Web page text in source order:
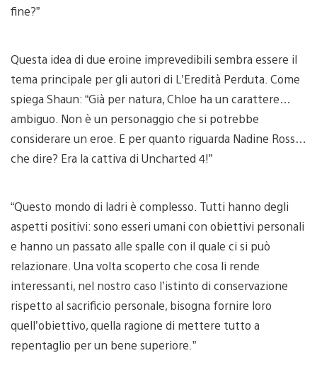
fine?”
Questa idea di due eroine imprevedibili sembra essere il
tema principale per gli autori di L’Eredità Perduta. Come
spiega Shaun: “Già per natura, Chloe ha un carattere…
ambiguo. Non è un personaggio che si potrebbe
considerare un eroe. E per quanto riguarda Nadine Ross…
che dire? Era la cattiva di Uncharted 4!”
“Questo mondo di ladri è complesso. Tutti hanno degli
aspetti positivi: sono esseri umani con obiettivi personali
e hanno un passato alle spalle con il quale ci si può
relazionare. Una volta scoperto che cosa li rende
interessanti, nel nostro caso l’istinto di conservazione
rispetto al sacrificio personale, bisogna fornire loro
quell’obiettivo, quella ragione di mettere tutto a
repentaglio per un bene superiore.”